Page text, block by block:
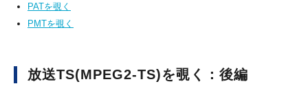
PATを覗く
PMTを覗く
放送TS(MPEG2-TS)を覗く：後編